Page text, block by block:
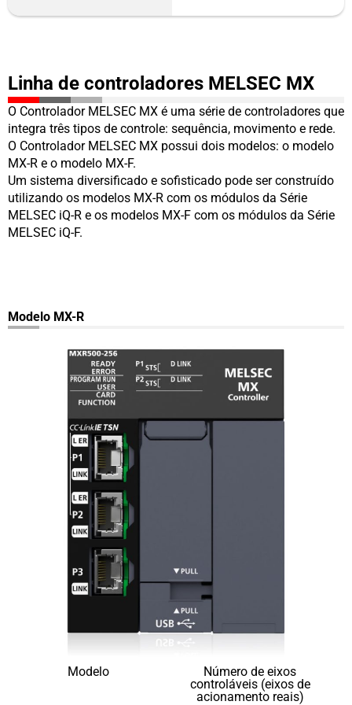
Linha de controladores MELSEC MX
O Controlador MELSEC MX é uma série de controladores que
integra três tipos de controle: sequência, movimento e rede.
O Controlador MELSEC MX possui dois modelos: o modelo
MX-R e o modelo MX-F.
Um sistema diversificado e sofisticado pode ser construído
utilizando os modelos MX-R com os módulos da Série
MELSEC iQ-R e os modelos MX-F com os módulos da Série
MELSEC iQ-F.
Modelo MX-R
Modelo
Número de eixos
controláveis ​​(eixos de
acionamento reais)